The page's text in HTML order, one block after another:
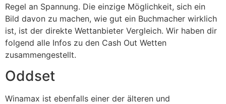
Regel an Spannung. Die einzige Möglichkeit, sich ein
Bild davon zu machen, wie gut ein Buchmacher wirklich
ist, ist der direkte Wettanbieter Vergleich. Wir haben dir
folgend alle Infos zu den Cash Out Wetten
zusammengestellt.
Oddset
Winamax ist ebenfalls einer der älteren und